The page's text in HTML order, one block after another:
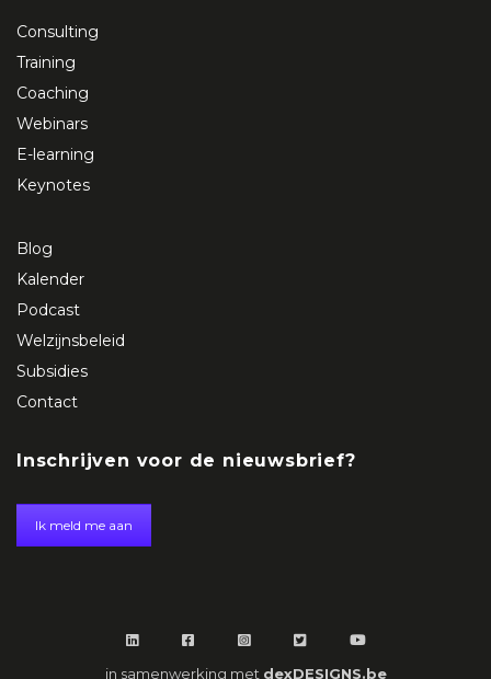
Consulting
Training
Coaching
Webinars
E-learning
Keynotes
Blog
Kalender
Podcast
Welzijnsbeleid
Subsidies
Contact
Inschrijven voor de nieuwsbrief?
Ik meld me aan
in samenwerking met dexDESIGNS.be